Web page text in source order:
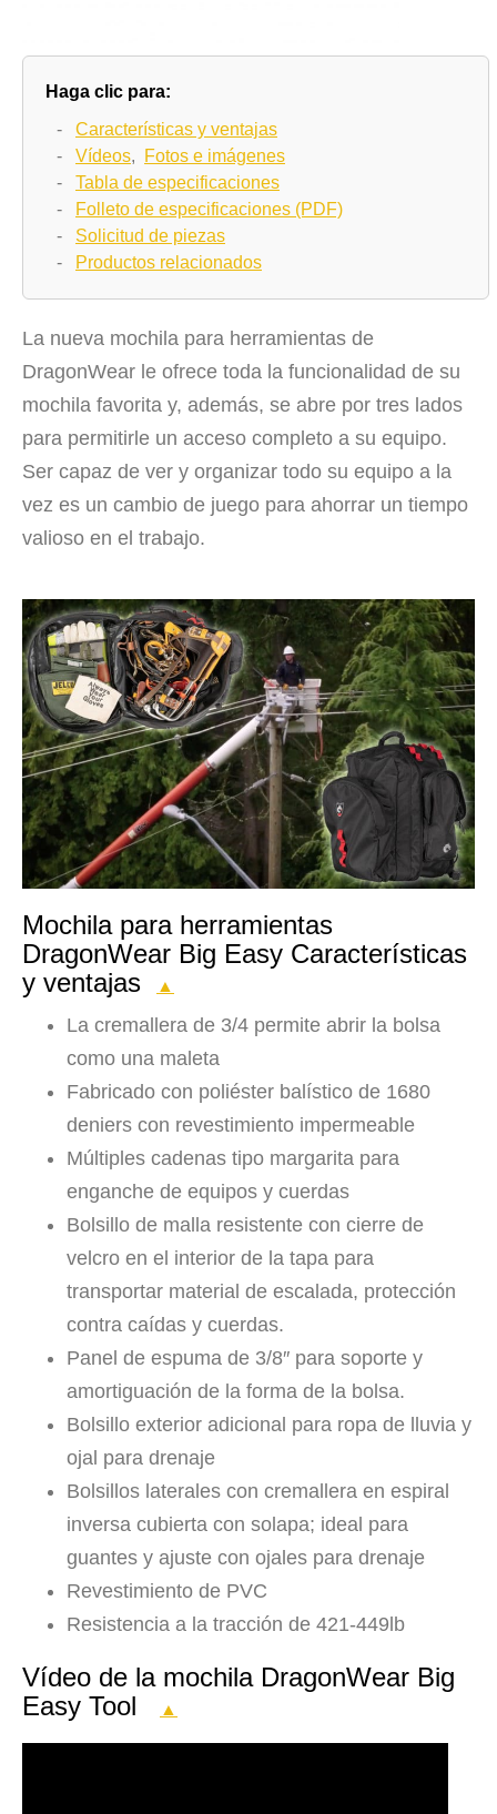
Haga clic para:
- Características y ventajas
- Vídeos,
Fotos e imágenes
- Tabla de especificaciones
-
Folleto de especificaciones (PDF)
- Solicitud de piezas
-
Productos relacionados
La nueva mochila para herramientas de
DragonWear le ofrece toda la funcionalidad de su
mochila favorita y, además, se abre por tres lados
para permitirle un acceso completo a su equipo.
Ser capaz de ver y organizar todo su equipo a la
vez es un cambio de juego para ahorrar un tiempo
valioso en el trabajo.
Mochila para herramientas
DragonWear Big Easy Características
y ventajas
▲
La cremallera de 3/4 permite abrir la bolsa
como una maleta
Fabricado con poliéster balístico de 1680
deniers con revestimiento impermeable
Múltiples cadenas tipo margarita para
enganche de equipos y cuerdas
Bolsillo de malla resistente con cierre de
velcro en el interior de la tapa para
transportar material de escalada, protección
contra caídas y cuerdas.
Panel de espuma de 3/8″ para soporte y
amortiguación de la forma de la bolsa.
Bolsillo exterior adicional para ropa de lluvia y
ojal para drenaje
Bolsillos laterales con cremallera en espiral
inversa cubierta con solapa; ideal para
guantes y ajuste con ojales para drenaje
Revestimiento de PVC
Resistencia a la tracción de 421-449lb
Vídeo de la mochila DragonWear Big
Easy Tool
▲